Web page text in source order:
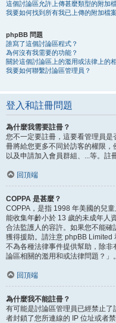
這個討論區允許上傳甚麼類型的附加
我要如何找到所有我已上傳的附加檔
phpBB 問題
誰寫了這個討論區程式？
為何沒有我需要的功能？
關於這個討論區上的濫用或法律上的
我要如何聯繫討論區管理員？
登入和註冊問題
為什麼我需要註冊？
您不一定要註冊，這要看管理員
冊將給您更多不同於訪客的權限
以及申請加入會員群組、...等。註
回頂端
COPPA 是甚麼？
COPPA，是指 1998 年美國的兒
能收集年齡小於 13 歲的未成年人
合法監護人的容許。如果您不能
獲得援助。請注意 phpBB Limited
不為各種法律事件提供幫助，除
論區相關的濫用和或法律問題？」。
回頂端
為什麼我不能註冊？
有可能是討論區管理員已經禁止
者封鎖了您所連線的 IP 位址或者